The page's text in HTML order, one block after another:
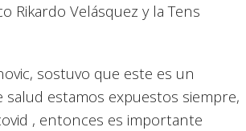
Rikardo Velásquez y la Tens
sostuvo que este es un
estamos expuestos siempre,
, entonces es importante